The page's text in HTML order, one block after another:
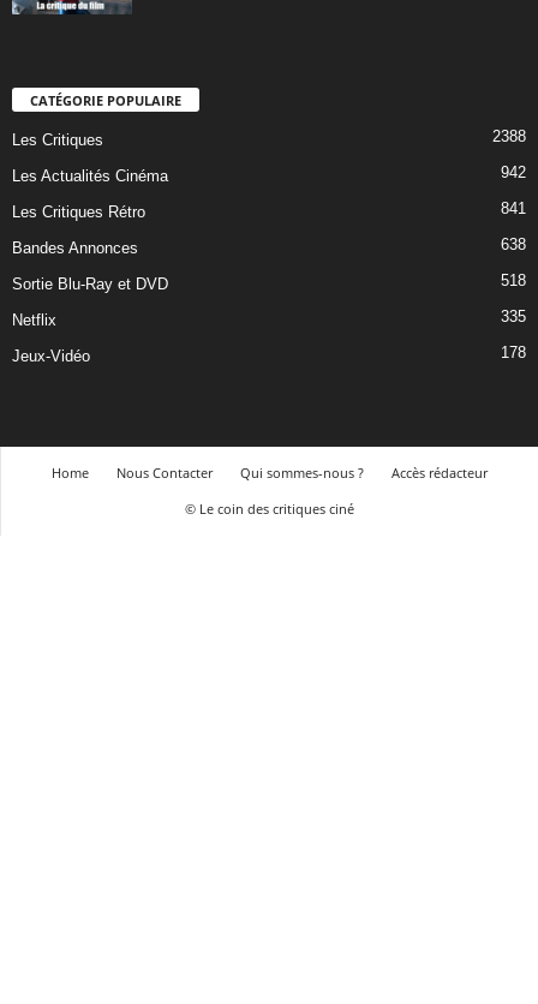
CATÉGORIE POPULAIRE
Les Critiques 2388
Les Actualités Cinéma 942
Les Critiques Rétro 841
Bandes Annonces 638
Sortie Blu-Ray et DVD 518
Netflix 335
Jeux-Vidéo 178
Home Nous Contacter Qui sommes-nous ?
Accès rédacteur
© Le coin des critiques ciné